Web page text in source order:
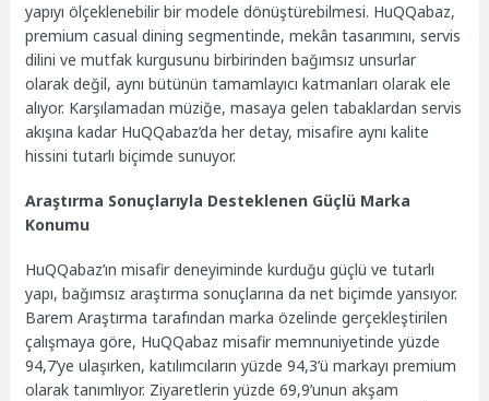
yapıyı ölçeklenebilir bir modele dönüştürebilmesi. HuQQabaz,
premium casual dining segmentinde, mekân tasarımını, servis
dilini ve mutfak kurgusunu birbirinden bağımsız unsurlar
olarak değil, aynı bütünün tamamlayıcı katmanları olarak ele
alıyor. Karşılamadan müziğe, masaya gelen tabaklardan servis
akışına kadar HuQQabaz’da her detay, misafire aynı kalite
hissini tutarlı biçimde sunuyor.
Araştırma Sonuçlarıyla Desteklenen Güçlü Marka
Konumu
HuQQabaz’ın misafir deneyiminde kurduğu güçlü ve tutarlı
yapı, bağımsız araştırma sonuçlarına da net biçimde yansıyor.
Barem Araştırma tarafından marka özelinde gerçekleştirilen
çalışmaya göre, HuQQabaz misafir memnuniyetinde yüzde
94,7’ye ulaşırken, katılımcıların yüzde 94,3’ü markayı premium
olarak tanımlıyor. Ziyaretlerin yüzde 69,9’unun akşam